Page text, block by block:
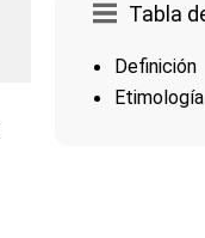
Tabla
Definición
Etimología